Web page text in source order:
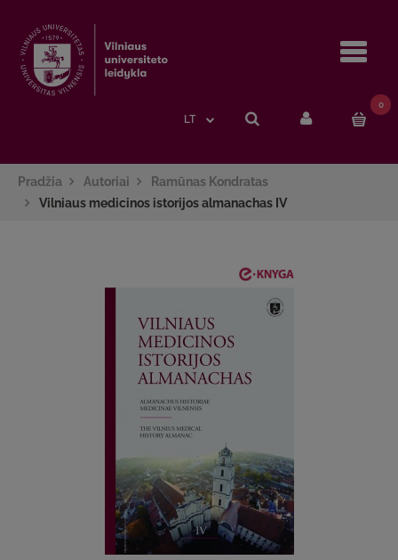
LT
0
Pradžia Autoriai
Ramūnas Kondratas
Vilniaus medicinos istorijos almanachas IV